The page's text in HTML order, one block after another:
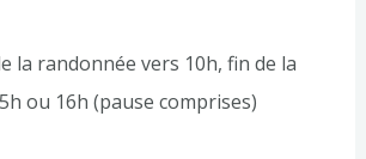
la randonnée vers 10h, fin de la
ou 16h (pause comprises)